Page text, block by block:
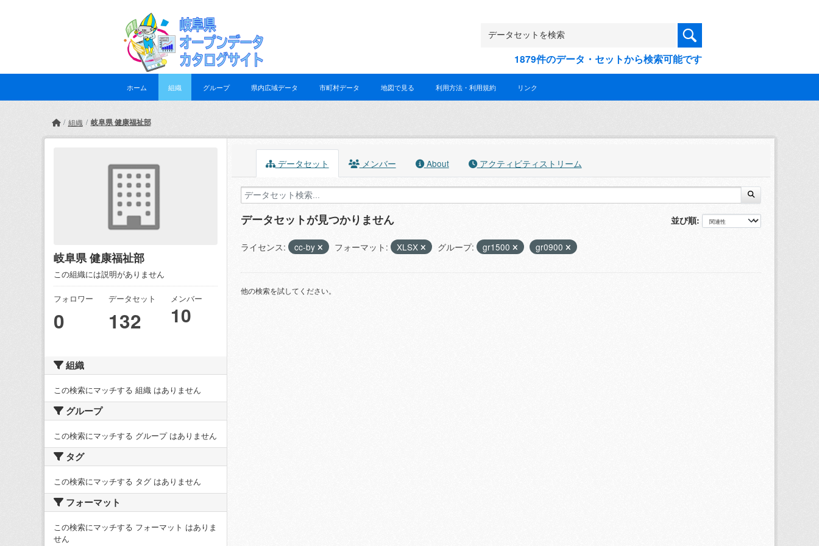
1879件のデータ・セットから検索可能です
ホーム 組織 グループ 県内広域データ 市町村データ 地図で見る 利用方法・利用規約 リンク
組織 岐阜県 健康福祉部
岐阜県 健康福祉部
この組織には説明がありません
フォロワー
0
データセット
132
メンバー
10
組織
この検索にマッチする 組織 はありません
グループ
この検索にマッチする グループ はありません
タグ
この検索にマッチする タグ はありません
フォーマット
この検索にマッチする フォーマット はありま
せん
データセット メンバー About アクティビティストリーム
並び順
データセットが見つかりません
ライセンス: cc-by フォーマット: XLSX グループ: gr1500 gr0900
他の検索を試してください。